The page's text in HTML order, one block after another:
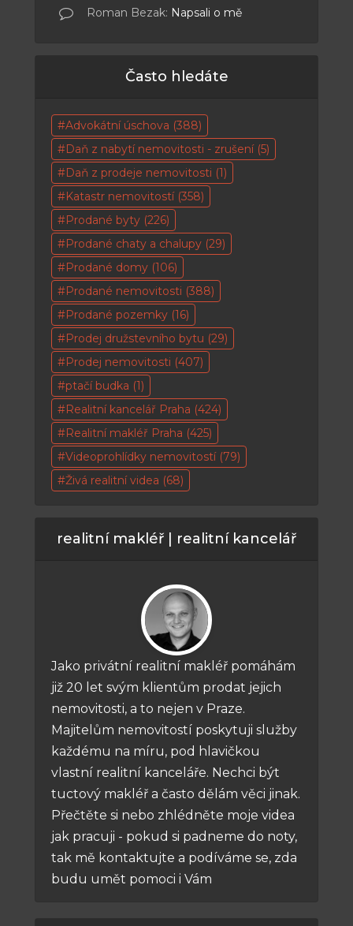
Roman Bezak: Napsali o mě
Často hledáte
Advokátní úschova (388)
Daň z nabytí nemovitosti - zrušení(5)
Daň z prodeje nemovitosti (1)
Katastr nemovitostí(358)
Prodané byty (226)
Prodané chaty a chalupy (29)
Prodané domy (106)
Prodané nemovitosti (388)
Prodané pozemky (16)
Prodej družstevního bytu (29)
Prodej nemovitosti (407)
ptačí budka (1)
Realitní kancelář Praha (424)
Realitní makléř Praha (425)
Videoprohlídky nemovitostí(79)
Živá realitní videa (68)
realitní makléř | realitní kancelář
Jako privátní realitní makléř pomáhám
již 20 let svým klientům prodat jejich
nemovitosti, a to nejen v Praze.
Majitelům nemovitostí poskytuji služby
každému na míru, pod hlavičkou
vlastní realitní kanceláře. Nechci být
tuctový makléř a často dělám věci jinak.
Přečtěte si nebo zhlédněte moje videa
jak pracuji - pokud si padneme do noty,
tak mě kontaktujte a podíváme se, zda
budu umět pomoci i Vám